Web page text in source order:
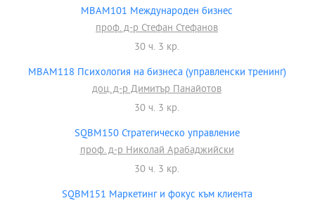
MBAM101 Международен бизнес
проф. д-р Стефан Стефанов
30 ч. 3 кр.
MBAM118 Психология на бизнеса (управленски тренинг)
доц. д-р Димитър Панайотов
30 ч. 3 кр.
SQBM150 Стратегическо управление
проф. д-р Николай Арабаджийски
30 ч. 3 кр.
SQBM151 Маркетинг и фокус към клиента